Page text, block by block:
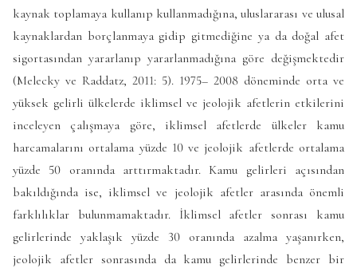
kaynak toplamaya kullanıp kullanmadığına, uluslararası ve ulusal
kaynaklardan borçlanmaya gidip gitmediğine ya da doğal afet
sigortasından yararlanıp yararlanmadığına göre değişmektedir
(Melecky ve Raddatz, 2011: 5). 1975– 2008 döneminde orta ve
yüksek gelirli ülkelerde iklimsel ve jeolojik afetlerin etkilerini
inceleyen çalışmaya göre, iklimsel afetlerde ülkeler kamu
harcamalarını ortalama yüzde 10 ve jeolojik afetlerde ortalama
yüzde 50 oranında arttırmaktadır. Kamu gelirleri açısından
bakıldığında ise, iklimsel ve jeolojik afetler arasında önemli
farklılıklar bulunmamaktadır. İklimsel afetler sonrası kamu
gelirlerinde yaklaşık yüzde 30 oranında azalma yaşanırken,
jeolojik afetler sonrasında da kamu gelirlerinde benzer bir